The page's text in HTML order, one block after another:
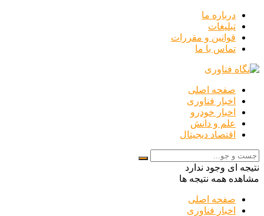
درباره ما
تبلیغات
قوانین و مقررات
تماس با ما
صفحه اصلی
اخبار فناوری
اخبار خودرو
علم و دانش
اقتصاد دیجیتال
نتیجه ای وجود ندارد
مشاهده همه نتیجه ها
صفحه اصلی
اخبار فناوری